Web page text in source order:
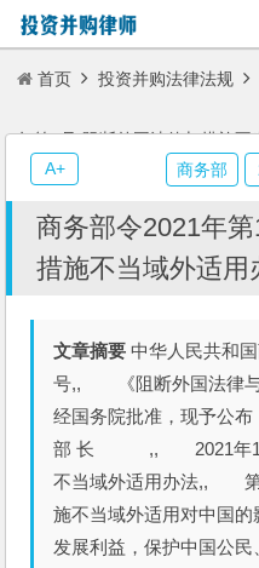
首页 投资并购法律法规
年第1号 阻断外国法律与措施不
商务部令2021年
措施不当域外适用
文章摘要 中华人民共和
号,, 《阻断外国法律与
经国务院批准，现予公
部 长 ,, 2021年1月9
不当域外适用办法,, 第
施不当域外适用对中国的
发展利益，保护中国公
商务部
A+